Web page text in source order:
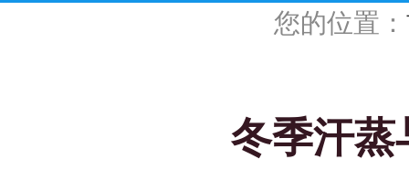
您的位置：
冬季汗